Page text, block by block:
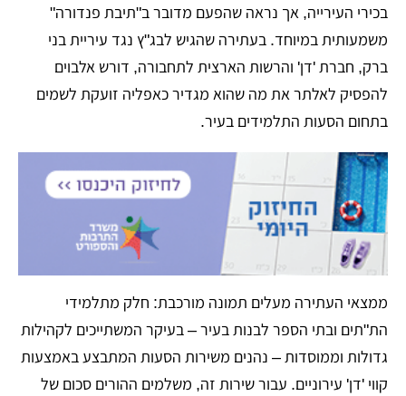
בכירי העירייה, אך נראה שהפעם מדובר ב"תיבת פנדורה"
משמעותית במיוחד. בעתירה שהגיש לבג"ץ נגד עיריית בני
ברק, חברת 'דן' והרשות הארצית לתחבורה, דורש אלבוים
להפסיק לאלתר את מה שהוא מגדיר כאפליה זועקת לשמים
בתחום הסעות התלמידים בעיר.
​ממצאי העתירה מעלים תמונה מורכבת: חלק מתלמידי
הת"תים ובתי הספר לבנות בעיר – בעיקר המשתייכים לקהילות
גדולות וממוסדות – נהנים משירות הסעות המתבצע באמצעות
קווי 'דן' עירוניים. עבור שירות זה, משלמים ההורים סכום של